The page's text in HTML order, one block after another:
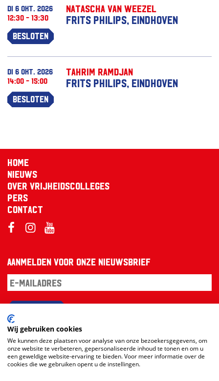
Natascha van Weezel
Frits Philips, Eindhoven
di 6 okt. 2026
12:30 - 13:30
Besloten
Tahrim Ramdjan
Frits Philips, Eindhoven
di 6 okt. 2026
14:00 - 15:00
Besloten
Home
Nieuws
Over Vrijheidscolleges
Pers
Contact
Aanmelden voor onze nieuwsbrief
Wij gebruiken cookies
We kunnen deze plaatsen voor analyse van onze bezoekersgegevens, om
onze website te verbeteren, gepersonaliseerde inhoud te tonen en om u
een geweldige website-ervaring te bieden. Voor meer informatie over de
cookies die we gebruiken opent u de instellingen.